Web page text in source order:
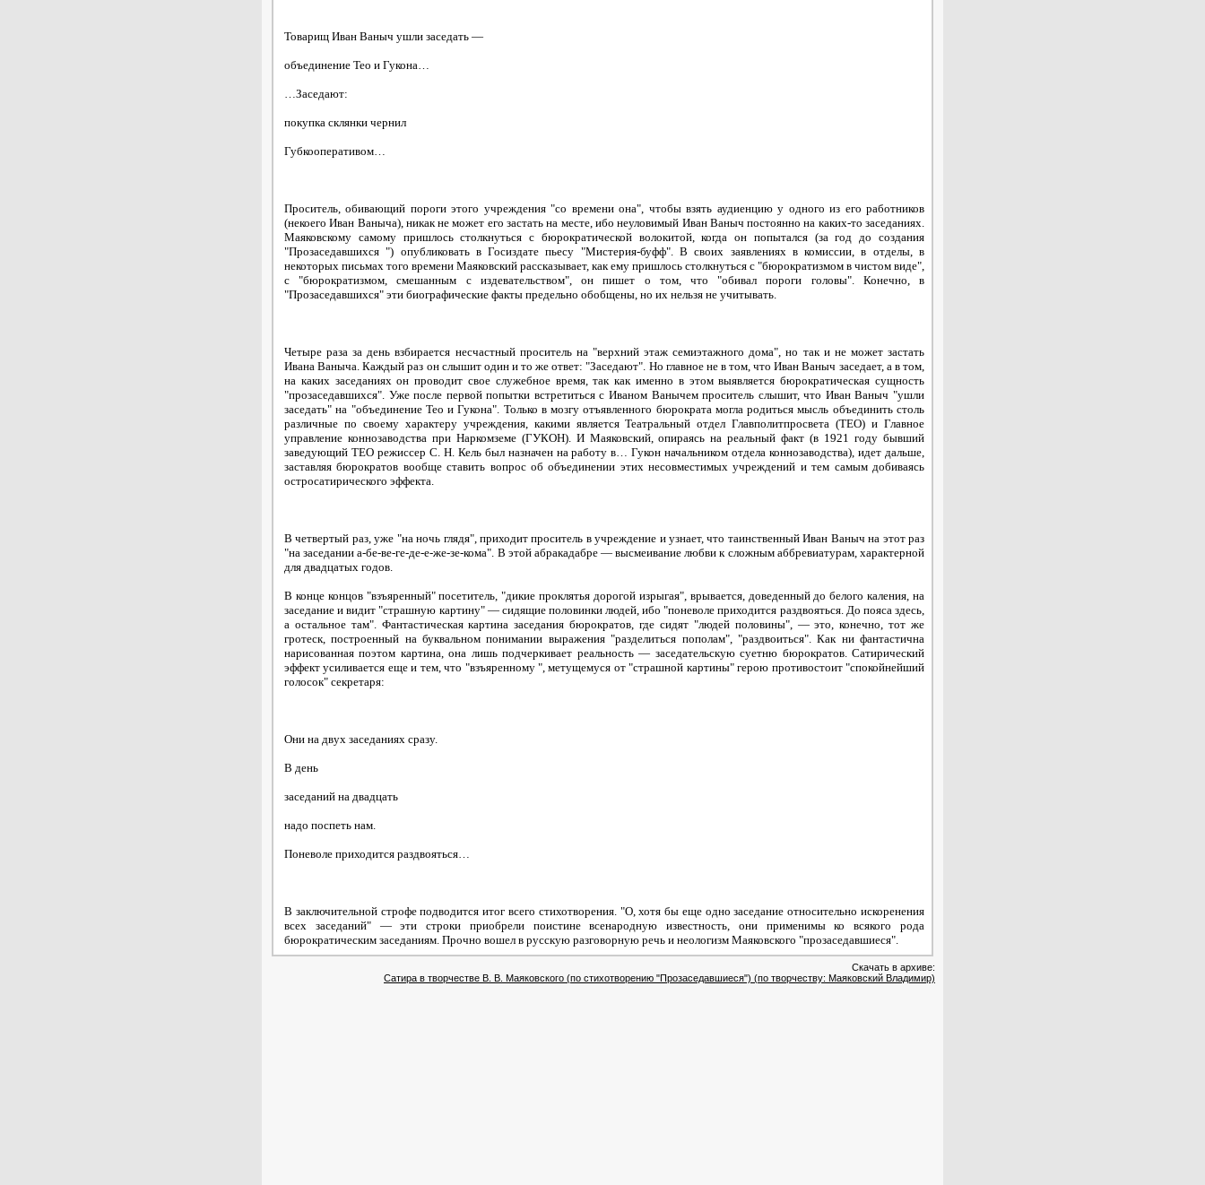
Товарищ Иван Ваныч ушли заседать —
объединение Тео и Гукона…
…Заседают:
покупка склянки чернил
Губкооперативом…
Проситель, обивающий пороги этого учреждения "со времени она", чтобы взять аудиенцию у одного из его работников
(некоего Иван Ваныча), никак не может его застать на месте, ибо неуловимый Иван Ваныч постоянно на каких-то заседаниях.
Маяковскому самому пришлось столкнуться с бюрократической волокитой, когда он попытался (за год до создания
"Прозаседавшихся ") опубликовать в Госиздате пьесу "Мистерия-буфф". В своих заявлениях в комиссии, в отделы, в
некоторых письмах того времени Маяковский рассказывает, как ему пришлось столкнуться с "бюрократизмом в чистом виде",
с "бюрократизмом, смешанным с издевательством", он пишет о том, что "обивал пороги головы". Конечно, в
"Прозаседавшихся" эти биографические факты предельно обобщены, но их нельзя не учитывать.
Четыре раза за день взбирается несчастный проситель на "верхний этаж семиэтажного дома", но так и не может застать
Ивана Ваныча. Каждый раз он слышит один и то же ответ: "Заседают". Но главное не в том, что Иван Ваныч заседает, а в том,
на каких заседаниях он проводит свое служебное время, так как именно в этом выявляется бюрократическая сущность
"прозаседавшихся". Уже после первой попытки встретиться с Иваном Ванычем проситель слышит, что Иван Ваныч "ушли
заседать" на "объединение Тео и Гукона". Только в мозгу отъявленного бюрократа могла родиться мысль объединить столь
различные по своему характеру учреждения, какими является Театральный отдел Главполитпросвета (ТЕО) и Главное
управление коннозаводства при Наркомземе (ГУКОН). И Маяковский, опираясь на реальный факт (в 1921 году бывший
заведующий ТЕО режиссер С. Н. Кель был назначен на работу в… Гукон начальником отдела коннозаводства), идет дальше,
заставляя бюрократов вообще ставить вопрос об объединении этих несовместимых учреждений и тем самым добиваясь
остросатирического эффекта.
В четвертый раз, уже "на ночь глядя", приходит проситель в учреждение и узнает, что таинственный Иван Ваныч на этот раз
"на заседании а-бе-ве-ге-де-е-же-зе-кома". В этой абракадабре — высмеивание любви к сложным аббревиатурам, характерной
для двадцатых годов.
В конце концов "взъяренный" посетитель, "дикие проклятья дорогой изрыгая", врывается, доведенный до белого каления, на
заседание и видит "страшную картину" — сидящие половинки людей, ибо "поневоле приходится раздвояться. До пояса здесь,
а остальное там". Фантастическая картина заседания бюрократов, где сидят "людей половины", — это, конечно, тот же
гротеск, построенный на буквальном понимании выражения "разделиться пополам", "раздвоиться". Как ни фантастична
нарисованная поэтом картина, она лишь подчеркивает реальность — заседательскую суетню бюрократов. Сатирический
эффект усиливается еще и тем, что "взъяренному ", метущемуся от "страшной картины" герою противостоит "спокойнейший
голосок" секретаря:
Они на двух заседаниях сразу.
В день
заседаний на двадцать
надо поспеть нам.
Поневоле приходится раздвояться…
В заключительной строфе подводится итог всего стихотворения. "О, хотя бы еще одно заседание относительно искоренения
всех заседаний" — эти строки приобрели поистине всенародную известность, они применимы ко всякого рода
бюрократическим заседаниям. Прочно вошел в русскую разговорную речь и неологизм Маяковского "прозаседавшиеся".
Скачать в архиве:
Сатира в творчестве В. В. Маяковского (по стихотворению "Прозаседавшиеся") (по творчеству: Маяковский Владимир)